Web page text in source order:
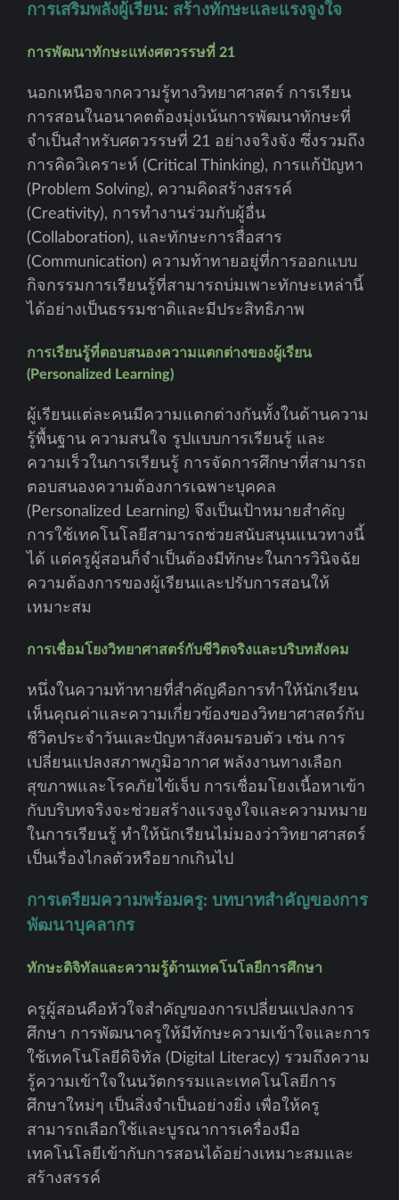
การเสริมพลังผู้เรียน: สร้างทักษะและแรงจูงใจ
การพัฒนาทักษะแห่งศตวรรษที่ 21
นอกเหนือจากความรู้ทางวิทยาศาสตร์ การเรียน
การสอนในอนาคตต้องมุ่งเน้นการพัฒนาทักษะที่
จำเป็นสำหรับศตวรรษที่ 21 อย่างจริงจัง ซึ่งรวมถึง
การคิดวิเคราะห์ (Critical Thinking), การแก้ปัญหา
(Problem Solving), ความคิดสร้างสรรค์
(Creativity), การทำงานร่วมกับผู้อื่น
(Collaboration), และทักษะการสื่อสาร
(Communication) ความท้าทายอยู่ที่การออกแบบ
กิจกรรมการเรียนรู้ที่สามารถบ่มเพาะทักษะเหล่านี้
ได้อย่างเป็นธรรมชาติและมีประสิทธิภาพ
การเรียนรู้ที่ตอบสนองความแตกต่างของผู้เรียน
(Personalized Learning)
ผู้เรียนแต่ละคนมีความแตกต่างกันทั้งในด้านความ
รู้พื้นฐาน ความสนใจ รูปแบบการเรียนรู้ และ
ความเร็วในการเรียนรู้ การจัดการศึกษาที่สามารถ
ตอบสนองความต้องการเฉพาะบุคคล
(Personalized Learning) จึงเป็นเป้าหมายสำคัญ
การใช้เทคโนโลยีสามารถช่วยสนับสนุนแนวทางนี้
ได้ แต่ครูผู้สอนก็จำเป็นต้องมีทักษะในการวินิจฉัย
ความต้องการของผู้เรียนและปรับการสอนให้
เหมาะสม
การเชื่อมโยงวิทยาศาสตร์กับชีวิตจริงและบริบทสังคม
หนึ่งในความท้าทายที่สำคัญคือการทำให้นักเรียน
เห็นคุณค่าและความเกี่ยวข้องของวิทยาศาสตร์กับ
ชีวิตประจำวันและปัญหาสังคมรอบตัว เช่น การ
เปลี่ยนแปลงสภาพภูมิอากาศ พลังงานทางเลือก
สุขภาพและโรคภัยไข้เจ็บ การเชื่อมโยงเนื้อหาเข้า
กับบริบทจริงจะช่วยสร้างแรงจูงใจและความหมาย
ในการเรียนรู้ ทำให้นักเรียนไม่มองว่าวิทยาศาสตร์
เป็นเรื่องไกลตัวหรือยากเกินไป
การเตรียมความพร้อมครู: บทบาทสำคัญของการ
พัฒนาบุคลากร
ทักษะดิจิทัลและความรู้ด้านเทคโนโลยีการศึกษา
ครูผู้สอนคือหัวใจสำคัญของการเปลี่ยนแปลงการ
ศึกษา การพัฒนาครูให้มีทักษะความเข้าใจและการ
ใช้เทคโนโลยีดิจิทัล (Digital Literacy) รวมถึงความ
รู้ความเข้าใจในนวัตกรรมและเทคโนโลยีการ
ศึกษาใหม่ๆ เป็นสิ่งจำเป็นอย่างยิ่ง เพื่อให้ครู
สามารถเลือกใช้และบูรณาการเครื่องมือ
เทคโนโลยีเข้ากับการสอนได้อย่างเหมาะสมและ
สร้างสรรค์